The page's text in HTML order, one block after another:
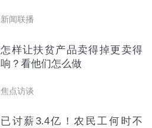
新闻联播
怎样让扶贫产品卖得掉更卖得
响？看他们怎么做
焦点访谈
已讨薪3.4亿！农民工何时不